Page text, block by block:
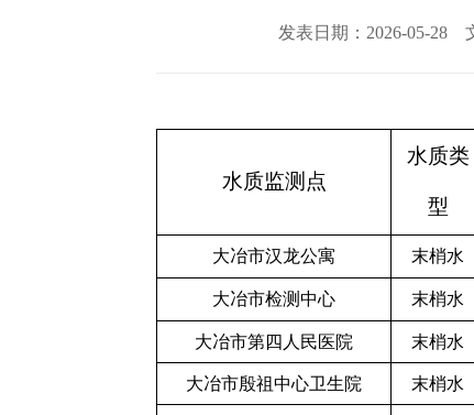
发表日期：2026-05-28
水质监测点
水质类
型
大冶市汉龙公寓 末梢水
大冶市检测中心 末梢水
大冶市第四人民医院 末梢水
大冶市殷祖中心卫生院 末梢水